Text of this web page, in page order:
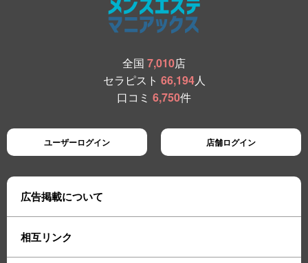
全国 7,010店
セラピスト 66,194人
口コミ 6,750件
ユーザーログイン 店舗ログイン
広告掲載について
相互リンク